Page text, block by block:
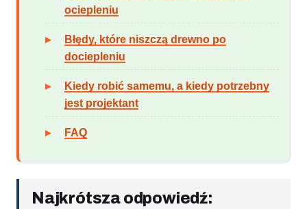
ociepleniu
Błędy, które niszczą drewno po
dociepleniu
Kiedy robić samemu, a kiedy potrzebny
jest projektant
FAQ
Najkrótsza odpowiedź: